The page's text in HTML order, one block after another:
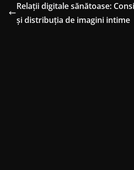
Relații digitale sănătoase:
și distribuția de imagini intime